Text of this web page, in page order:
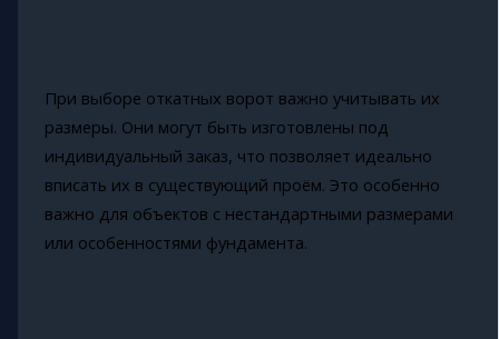
При выборе откатных ворот важно учитывать их
размеры. Они могут быть изготовлены под
индивидуальный заказ, что позволяет идеально
вписать их в существующий проём. Это особенно
важно для объектов с нестандартными размерами
или особенностями фундамента.